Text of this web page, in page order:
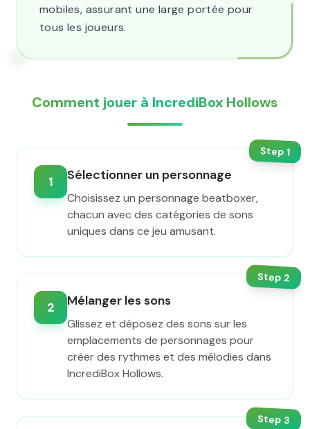
mobiles, assurant une large portée pour
tous les joueurs.
Comment jouer à IncrediBox Hollows
Step1
1 Sélectionner un personnage
Choisissez un personnage beatboxer,
chacun avec des catégories de sons
uniques dans ce jeu amusant.
Step2
2 Mélanger les sons
Glissez et déposez des sons sur les
emplacements de personnages pour
créer des rythmes et des mélodies dans
IncrediBox Hollows.
Step3